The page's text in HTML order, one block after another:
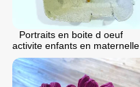
Portraits en boite d oeuf
activite enfants en maternelle